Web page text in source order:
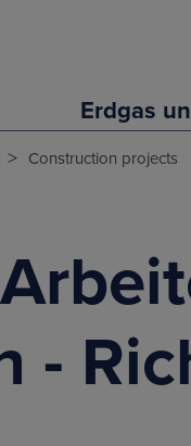
Erdgas
> Construction projects
-